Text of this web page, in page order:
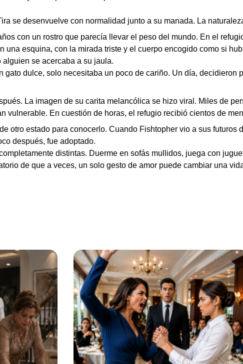
se desenvuelve con normalidad junto a su manada. La
con un rostro que parecía llevar el peso del mundo. En el
una esquina, con la mirada triste y el cuerpo encogido como si
se acercaba a su jaula.
gato dulce, solo necesitaba un poco de cariño. Un día, decidieron
La imagen de su carita melancólica se hizo viral. Miles de
vulnerable. En cuestión de horas, el refugio recibió cientos de
otro estado para conocerlo. Cuando Fishtopher vio a sus
después, fue adoptado.
distintas. Duerme en sofás mullidos, juega con
de que a veces, un solo gesto de amor puede cambiar una